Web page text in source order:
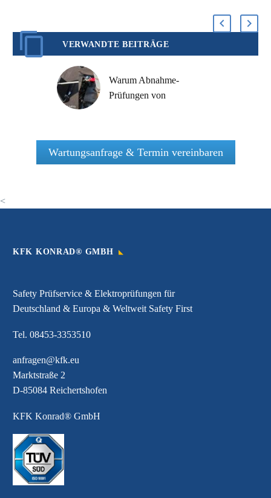
VERWANDTE BEITRÄGE
Warum Abnahme-
Prüfungen von
Seilsystemen so wichtig
sind, hier besteht
Wartungsanfrage & Termin vereinbaren
<
KFK KONRAD® GMBH
Safety Prüfservice & Elektroprüfungen für
Deutschland & Europa & Weltweit Safety First
Tel. 08453-3353510
anfragen@kfk.eu
Marktstraße 2
D-85084 Reichertshofen
KFK Konrad® GmbH